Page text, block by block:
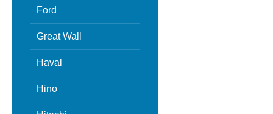
Ford
Great Wall
Haval
Hino